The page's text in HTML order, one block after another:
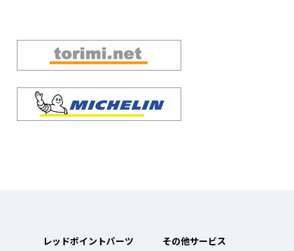
レッドポイントパーツ
その他サービス